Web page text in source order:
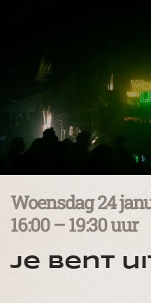
Woensdag 24
16:00 – 19:30 uur
Je bent